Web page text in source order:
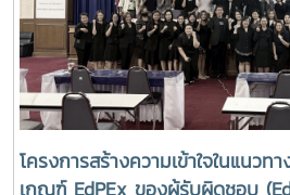
สาขาวิชาเศรษฐศาสตร์ระหว่างประเท
มหาวิทยาลัยแม่โจ้ เป็นวิทยากรบรรยา
ประเด็นการประเมินคุณภาพระดับหลัก
เรียนรู้ในประเด็นการเข้ารับการประเมิ
External ของหลักสูตรเศรษฐศาสตร
เศรษฐศาสตร์ระหว่างประเทศ และการ
ให้กับทางมหาวิทยาลัยแม่โจ้-แพร่ เฉลิม
โครงการสร้างความเข้าใจในแนวท